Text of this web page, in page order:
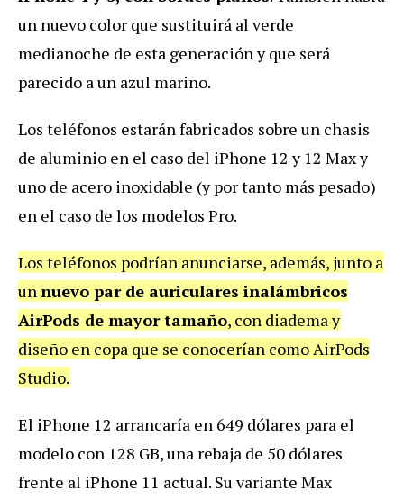
un nuevo color que sustituirá al verde
medianoche de esta generación y que será
parecido a un azul marino.
Los teléfonos estarán fabricados sobre un chasis
de aluminio en el caso del iPhone 12 y 12 Max y
uno de acero inoxidable (y por tanto más pesado)
en el caso de los modelos Pro.
Los teléfonos podrían anunciarse, además, junto a
unnuevo par de auriculares inalámbricos
AirPods de mayor tamaño, con diadema y
diseño en copa que se conocerían como AirPods
Studio.
El iPhone 12 arrancaría en 649 dólares para el
modelo con 128 GB, una rebaja de 50 dólares
frente al iPhone 11 actual. Su variante Max